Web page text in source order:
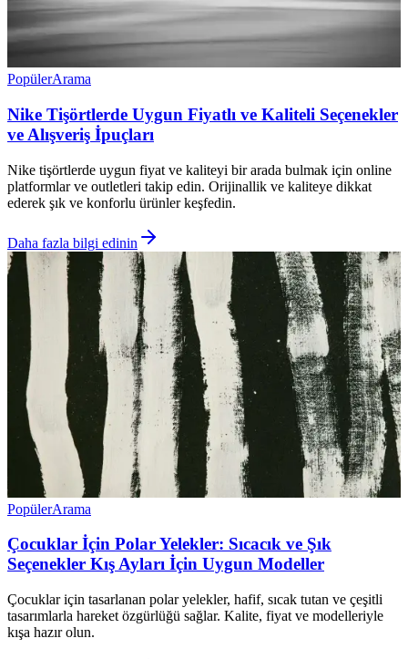
PopülerArama
Nike Tişörtlerde Uygun Fiyatlı ve Kaliteli Seçenekler
ve Alışveriş İpuçları
Nike tişörtlerde uygun fiyat ve kaliteyi bir arada bulmak için online
platformlar ve outletleri takip edin. Orijinallik ve kaliteye dikkat
ederek şık ve konforlu ürünler keşfedin.
Daha fazla bilgi edinin
PopülerArama
Çocuklar İçin Polar Yelekler: Sıcacık ve Şık
Seçenekler Kış Ayları İçin Uygun Modeller
Çocuklar için tasarlanan polar yelekler, hafif, sıcak tutan ve çeşitli
tasarımlarla hareket özgürlüğü sağlar. Kalite, fiyat ve modelleriyle
kışa hazır olun.